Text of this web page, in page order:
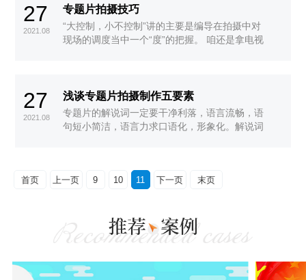
27
2021.08
专题片拍摄技巧
“大控制，小不控制”讲的主要是编导在拍摄中对
现场的调度当中一个“度”的把握。 咱还是拿电视
27
2021.08
浅谈专题片拍摄制作五要素
专题片的解说词一定要干净利落，语言流畅，语
句短小简洁，语言力求口语化，形象化。解说词
首页 上一页 9 10 11 下一页 末页